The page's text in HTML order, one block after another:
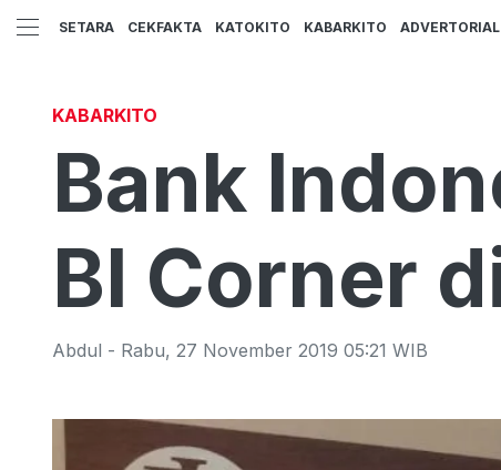
SETARA CEKFAKTA KATOKITO KABARKITO ADVERTORIAL
KABARKITO
Bank
BI Corner
Abdul - Rabu, 27 November 2019 05:21 WIB